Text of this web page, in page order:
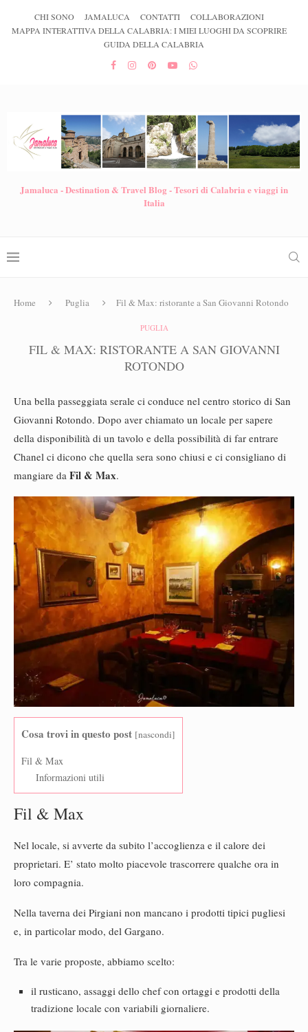
CHI SONO JAMALUCA CONTATTI
COLLABORAZIONI
MAPPA INTERATTIVA DELLA CALABRIA: I MIEI LUOGHI DA SCOPRIRE
GUIDA DELLA CALABRIA
Jamaluca - Destination & Travel Blog - Tesori di Calabria e viaggi in
Italia
Home Puglia Fil & Max: ristorante a San Giovanni Rotondo
PUGLIA
FIL & MAX: RISTORANTE A SAN GIOVANNI
ROTONDO
Una bella passeggiata serale ci conduce nel centro storico di San
Giovanni Rotondo. Dopo aver chiamato un locale per sapere
della disponibilità di un tavolo e della possibilità di far entrare
Chanel ci dicono che quella sera sono chiusi e ci consigliano di
mangiare da Fil & Max.
Cosa trovi in questo post [nascondi]
Fil & Max
Informazioni utili
Fil & Max
Nel locale, si avverte da subito l’accoglienza e il calore dei
proprietari. E’ stato molto piacevole trascorrere qualche ora in
loro compagnia.
Nella taverna dei Pirgiani non mancano i prodotti tipici pugliesi
e, in particolar modo, del Gargano.
Tra le varie proposte, abbiamo scelto:
il rusticano, assaggi dello chef con ortaggi e prodotti della
tradizione locale con variabili giornaliere.